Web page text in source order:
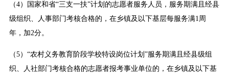
（4）国家和省“三支一扶”计划的志愿者服务人员，服务期满且经县
级组织、人事部门考核合格的，在乡镇及以下基层每服务满1周
年，加2分。
（5）“农村义务教育阶段学校特设岗位计划”服务期满且经县级组
织、人社部门考核合格的志愿者报考事业单位的，在乡镇及以下基